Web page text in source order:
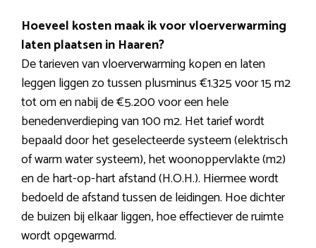
Hoeveel kosten maak ik voor vloerverwarming
laten plaatsen in Haaren?
De tarieven van vloerverwarming kopen en laten
leggen liggen zo tussen plusminus €1.325 voor 15 m2
tot om en nabij de €5.200 voor een hele
benedenverdieping van 100 m2. Het tarief wordt
bepaald door het geselecteerde systeem (elektrisch
of warm water systeem), het woonoppervlakte (m2)
en de hart-op-hart afstand (H.O.H.). Hiermee wordt
bedoeld de afstand tussen de leidingen. Hoe dichter
de buizen bij elkaar liggen, hoe effectiever de ruimte
wordt opgewarmd.